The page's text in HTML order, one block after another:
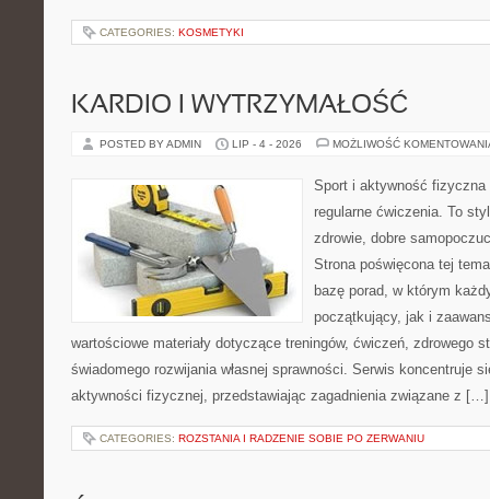
CATEGORIES: KOSMETYKI
KARDIO I WYTRZYMAŁOŚĆ
POSTED BY ADMIN LIP - 4 - 2026 MOŻLIWOŚĆ
Sport i aktywność
regularne ćwiczenia. To
zdrowie, dobre
Strona poświęcona tej
bazę porad, w którym
początkujący, jak i
wartościowe materiały dotyczące treningów, ćwiczeń, zdrowego
świadomego rozwijania własnej sprawności. Serwis koncentruje
aktywności fizycznej, przedstawiając zagadnienia związane z […]
CATEGORIES: ROZSTANIA I RADZENIE SOBIE PO ZERWANIU